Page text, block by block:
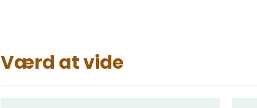
Værd at vide